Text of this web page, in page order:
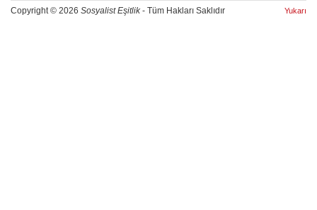
Copyright © 2026 Sosyalist Eşitlik- Tüm Hakları Saklıdır Yukarı